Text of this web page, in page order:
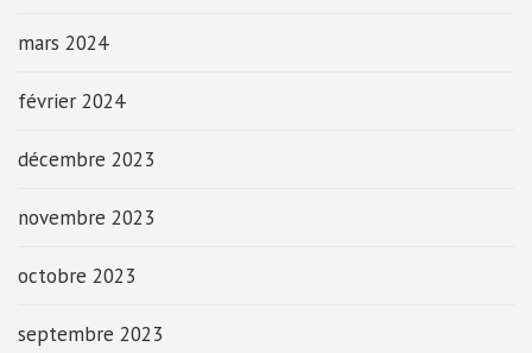
mars 2024
février 2024
décembre 2023
novembre 2023
octobre 2023
septembre 2023